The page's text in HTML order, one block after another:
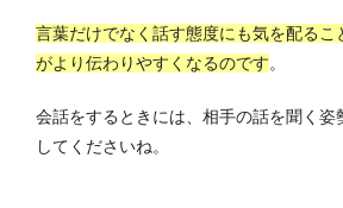
言葉だけでなく話す態度にも気を配るこ
がより伝わりやすくなるのです。
会話をするときには、相手の話を聞く姿
してくださいね。